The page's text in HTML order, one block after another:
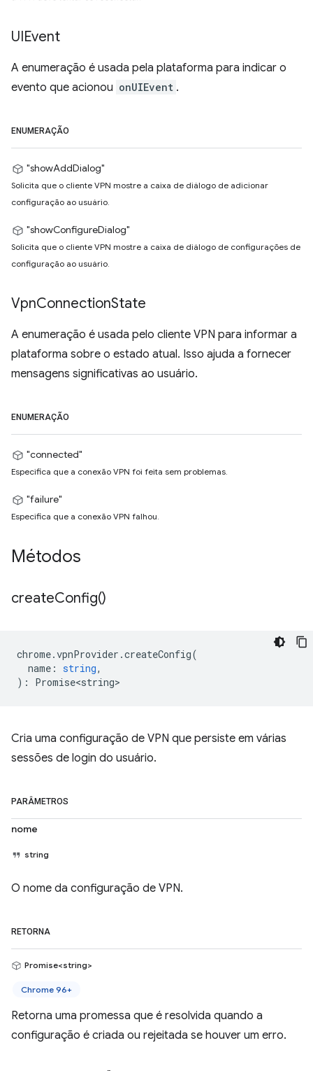
UIEvent
A enumeração é usada pela plataforma para indicar o
evento que acionou onUIEvent .
ENUMERAÇÃO
"showAddDialog"
Solicita que o cliente VPN mostre a caixa de diálogo de adicionar
configuração ao usuário.
"showConfigureDialog"
Solicita que o cliente VPN mostre a caixa de diálogo de configurações de
configuração ao usuário.
VpnConnectionState
A enumeração é usada pelo cliente VPN para informar a
plataforma sobre o estado atual. Isso ajuda a fornecer
mensagens significativas ao usuário.
ENUMERAÇÃO
"connected"
Especifica que a conexão VPN foi feita sem problemas.
"failure"
Especifica que a conexão VPN falhou.
Métodos
createConfig()
chrome.vpnProvider .createConfig(
name : string,
) : Promise<string>
Cria uma configuração de VPN que persiste em várias
sessões de login do usuário.
PARÂMETROS
nome
string
O nome da configuração de VPN.
RETORNA
Promise<string>
Chrome 96+
Retorna uma promessa que é resolvida quando a
configuração é criada ou rejeitada se houver um erro.